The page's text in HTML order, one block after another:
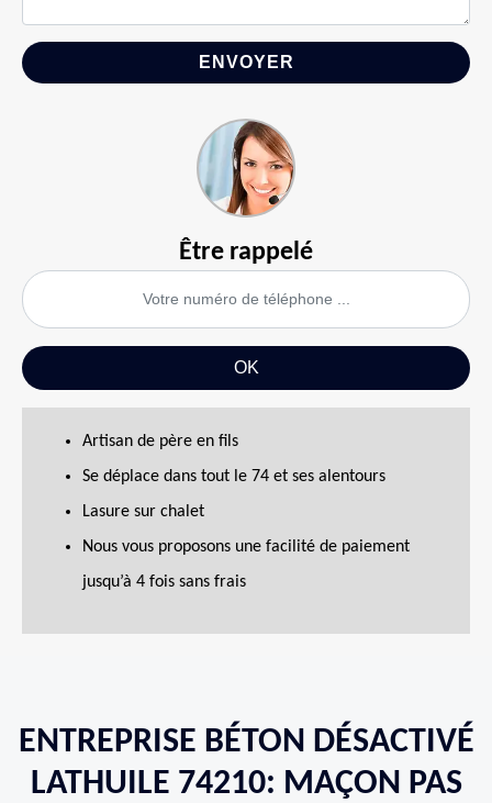
Être rappelé
Artisan de père en fils
Se déplace dans tout le 74 et ses alentours
Lasure sur chalet
Nous vous proposons une facilité de paiement
jusqu’à 4 fois sans frais
ENTREPRISE BÉTON DÉSACTIVÉ
LATHUILE 74210: MAÇON PAS